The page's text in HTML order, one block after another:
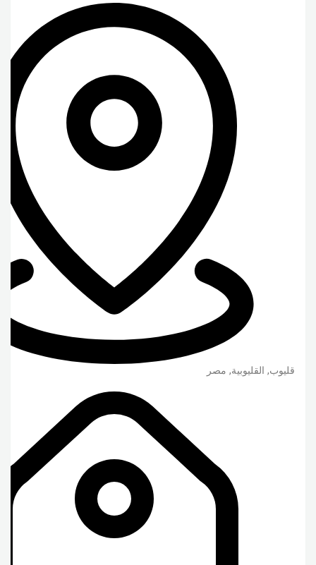
قليوب, القليوبية, مصر